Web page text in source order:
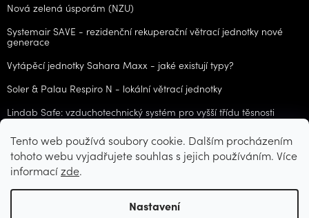
Tento web používá soubory cookie. Dalším procházením
tohoto webu vyjadřujete souhlas s jejich používáním. Více
informacízde.
Nastavení
Nová zelená úsporám (NZU)
Systemair SAVE - rezidenční rekuperační větrací jednotky nové
generace
Vytápěcí jednotky Sahara Maxx - jaké existují typy?
Soler & Palau Respiro N - lokální větrací jednotky
Lindab Safe: vzduchotechnický systém pro vyšší třídu těsnosti
ARCHIV
Vytvořil Shoptet